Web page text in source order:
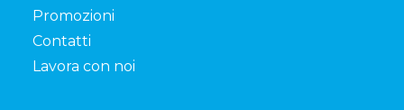
Promozioni
Contatti
Lavora con noi